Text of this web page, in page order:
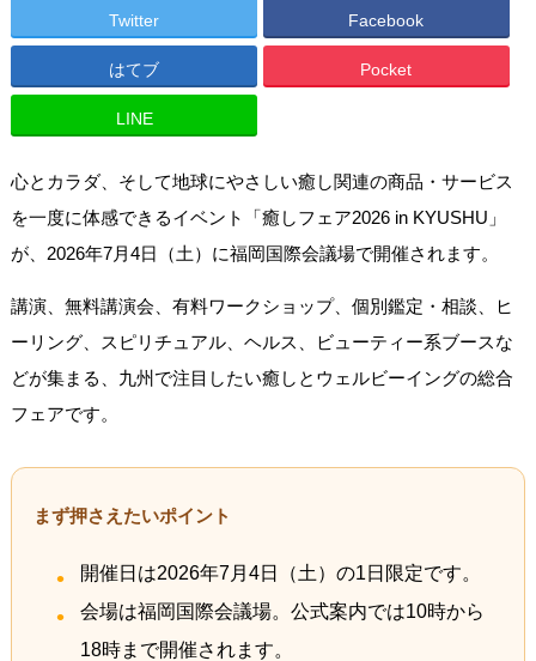
Twitter Facebook
はてブ Pocket
LINE
心とカラダ、そして地球にやさしい癒し関連の商品・サービス
を一度に体感できるイベント「癒しフェア2026 in KYUSHU」
が、2026年7月4日（土）に福岡国際会議場で開催されます。
講演、無料講演会、有料ワークショップ、個別鑑定・相談、ヒ
ーリング、スピリチュアル、ヘルス、ビューティー系ブースな
どが集まる、九州で注目したい癒しとウェルビーイングの総合
フェアです。
まず押さえたいポイント
開催日は2026年7月4日（土）の1日限定です。
会場は福岡国際会議場。公式案内では10時から
18時まで開催されます。